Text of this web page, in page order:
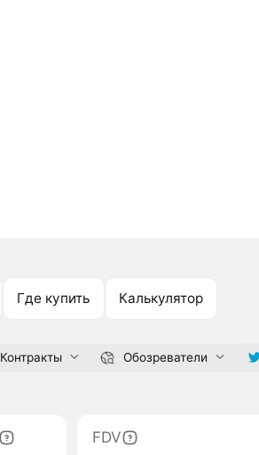
Где купить Калькулятор
Контракты Обозреватели
FDV